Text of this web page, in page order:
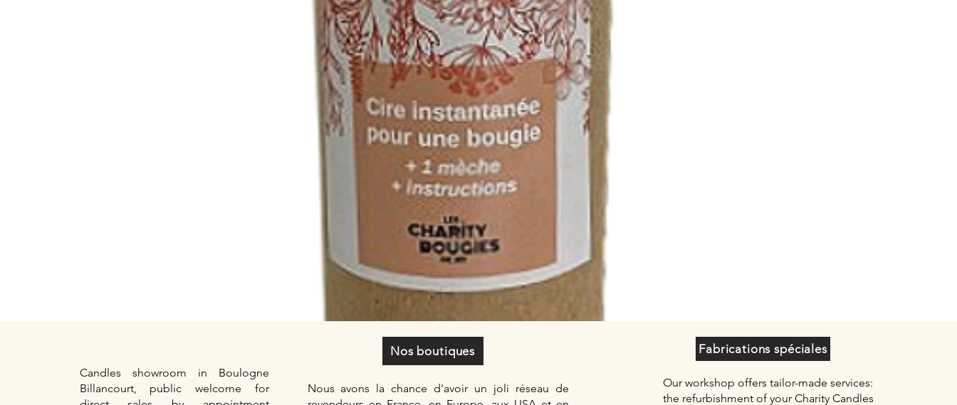
Candles showroom in Boulogne
Billancourt, public welcome for
Nos boutiques
Nous avons la chance d'avoir un joli réseau de
Fabrications spéciales
Our workshop offers tailor-made services:
the refurbishment of your Charity Candles